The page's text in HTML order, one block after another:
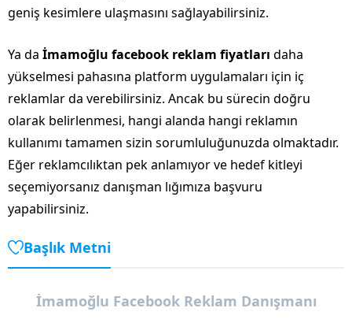
geniş kesimlere ulaşmasını sağlayabilirsiniz.
Ya da İmamoğlu facebook reklam fiyatları daha
yükselmesi pahasına platform uygulamaları için iç
reklamlar da verebilirsiniz. Ancak bu sürecin doğru
olarak belirlenmesi, hangi alanda hangi reklamın
kullanımı tamamen sizin sorumluluğunuzda olmaktadır.
Eğer reklamcılıktan pek anlamıyor ve hedef kitleyi
seçemiyorsanız danışman lığımıza başvuru
yapabilirsiniz.
Başlık Metni
İmamoğlu Facebook Reklam Danışmanı